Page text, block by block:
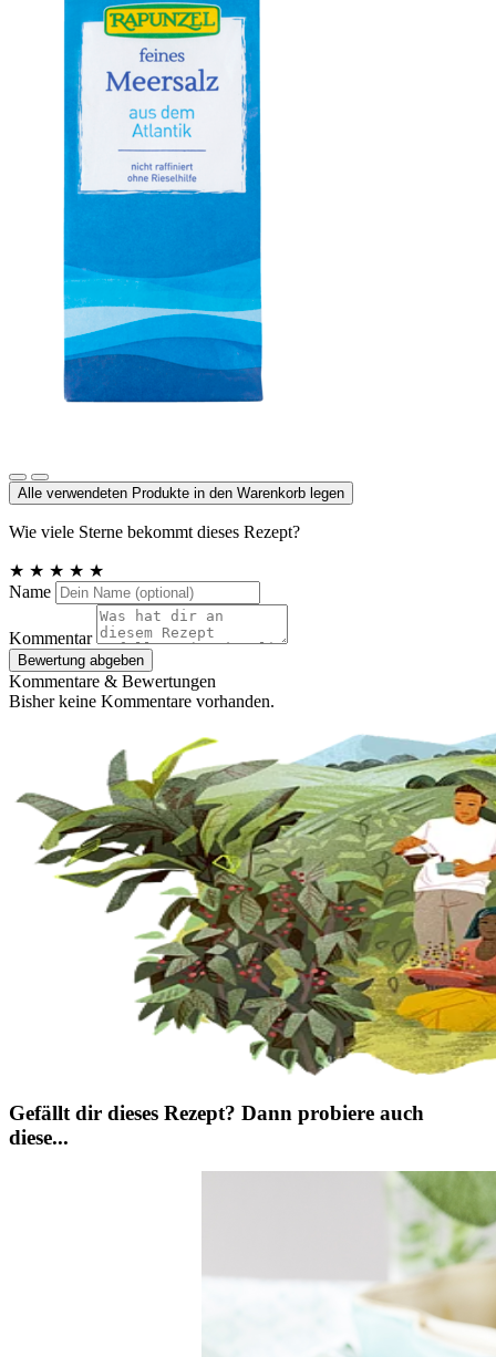
Alle verwendeten Produkte in den Warenkorb legen
Wie viele Sterne bekommt dieses Rezept?
★ ★ ★ ★ ★
Name
Kommentar
Bewertung abgeben
Kommentare & Bewertungen
Bisher keine Kommentare vorhanden.
Gefällt dir dieses Rezept? Dann probiere auch
diese...